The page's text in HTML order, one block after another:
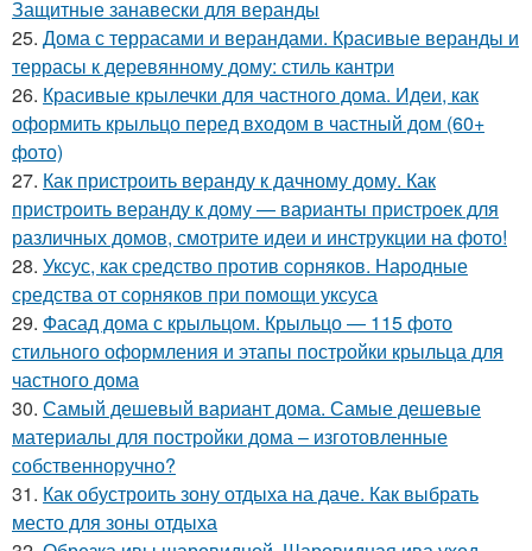
Защитные занавески для веранды
25. Дома с террасами и верандами. Красивые веранды и
террасы к деревянному дому: стиль кантри
26. Красивые крылечки для частного дома. Идеи, как
оформить крыльцо перед входом в частный дом (60+
фото)
27. Как пристроить веранду к дачному дому. Как
пристроить веранду к дому — варианты пристроек для
различных домов, смотрите идеи и инструкции на фото!
28. Уксус, как средство против сорняков. Народные
средства от сорняков при помощи уксуса
29. Фасад дома с крыльцом. Крыльцо — 115 фото
стильного оформления и этапы постройки крыльца для
частного дома
30. Самый дешевый вариант дома. Самые дешевые
материалы для постройки дома – изготовленные
собственноручно?
31. Как обустроить зону отдыха на даче. Как выбрать
место для зоны отдыха